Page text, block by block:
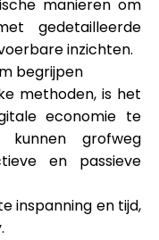
manieren om
gedetailleerde
inzichten.
begrijpen
methoden, is het
economie te
kunnen grofweg
en passieve
inspanning en tijd,